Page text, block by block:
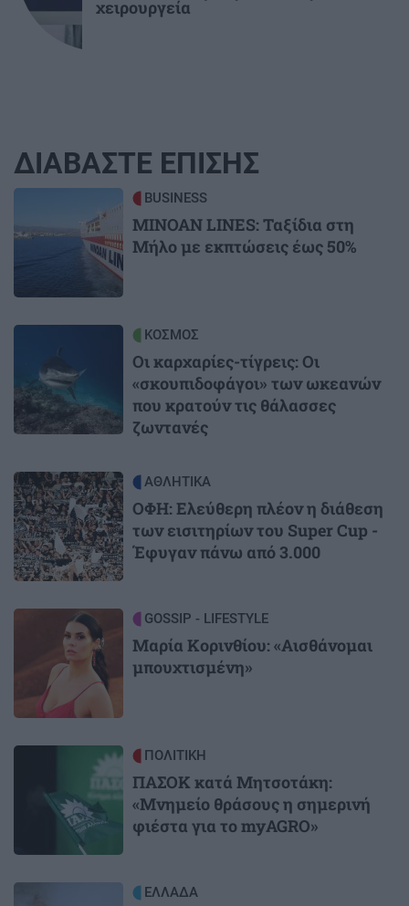
χειρουργεία
ΔΙΑΒΑΣΤΕ ΕΠΙΣΗΣ
BUSINESS
MINOAN LINES: Ταξίδια στη
Μήλο με εκπτώσεις έως 50%
ΚΟΣΜΟΣ
Οι καρχαρίες-τίγρεις: Οι
«σκουπιδοφάγοι» των ωκεανών
που κρατούν τις θάλασσες
ζωντανές
Image ΑΘΛΗΤΙΚΑ
ΟΦΗ: Ελεύθερη πλέον η διάθεση
των εισιτηρίων του Super Cup -
Έφυγαν πάνω από 3.000
GOSSIP - LIFESTYLE
Μαρία Κορινθίου: «Αισθάνομαι
μπουχτισμένη»
ΠΟΛΙΤΙΚΗ
ΠΑΣΟΚ κατά Μητσοτάκη:
«Μνημείο θράσους η σημερινή
φιέστα για το myAGRO»
ΕΛΛΑΔΑ